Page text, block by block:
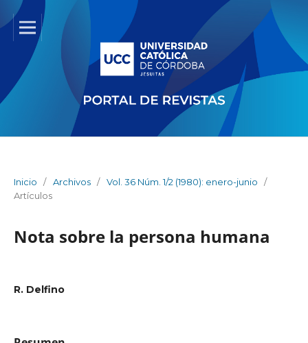
Inicio / Archivos / Vol. 36 Núm. 1/2 (1980): enero-junio
/
Artículos
Nota sobre la persona humana
R. Delfino